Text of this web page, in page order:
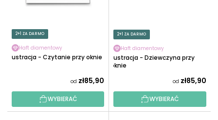
2+1 ZA DARMO
Haft diamentowy
Ilustracja - Czytanie przy oknie
od zł85,90
WYBIERAĆ
2+1 ZA DARMO
Haft diamentowy
Ilustracja - Dziewczyna przy
oknie
od zł85,90
WYBIERAĆ